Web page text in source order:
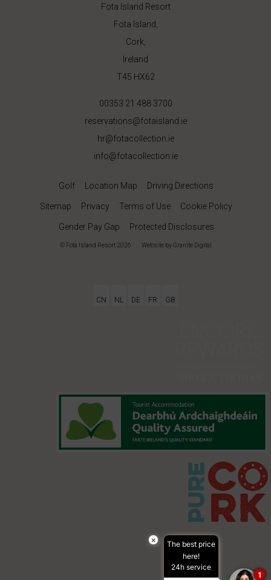
Fota Island Resort
Fota Island,
Cork,
Ireland
T45 HX62
00353 21 488 3700
reservations@fotaisland.ie
hr@fotacollection.ie
info@fotacollection.ie
Golf Location Map Driving Directions
Sitemap Privacy Terms of Use Cookie Policy
Gender Pay Gap Protected Disclosures
© Fota Island Resort 2026 Websiteby Granite Digital
CN NL DE FR GB
×
The best price
here!
24h service
1